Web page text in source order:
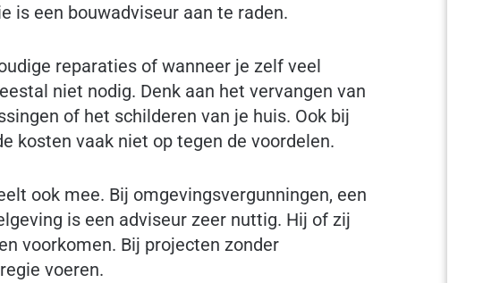
is een bouwadviseur aan te raden.
reparaties of wanneer je zelf veel
niet nodig. Denk aan het vervangen van
of het schilderen van je huis. Ook bij
kosten vaak niet op tegen de voordelen.
ook mee. Bij omgevingsvergunningen, een
is een adviseur zeer nuttig. Hij of zij
voorkomen. Bij projecten zonder
voeren.